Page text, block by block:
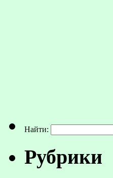
Найти:
Рубрики